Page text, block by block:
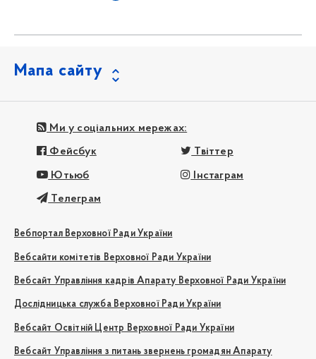
Мапа сайту
Ми у соціальних мережах:
Фейсбук Твіттер
Ютьюб Інстаграм
Телеграм
Вебпортал Верховної Ради України
Вебсайти комітетів Верховної Ради України
Вебсайт Управління кадрів Апарату Верховної Ради України
Дослідницька служба Верховної Ради України
Вебсайт Освітній Центр Верховної Ради України
Вебсайт Управління з питань звернень громадян Апарату